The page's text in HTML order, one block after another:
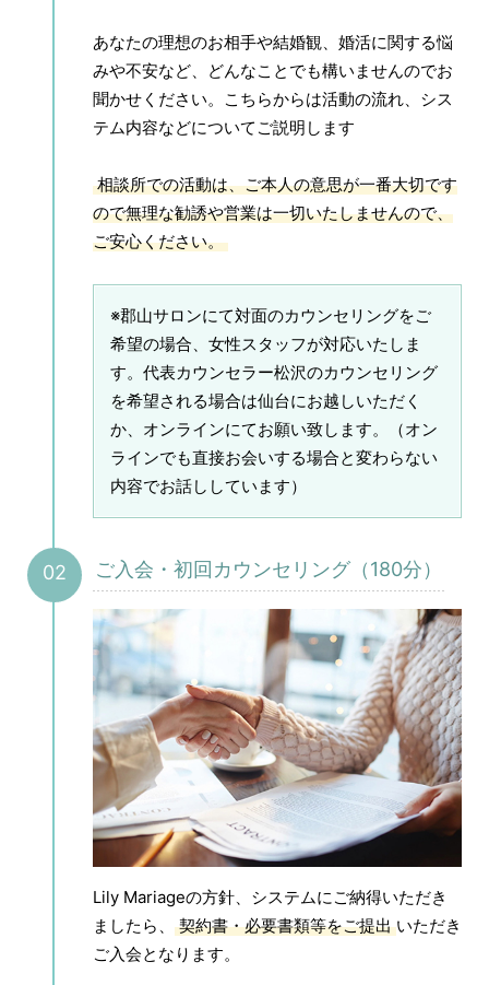
あなたの理想のお相手や結婚観、婚活に関する悩
みや不安など、どんなことでも構いませんのでお
聞かせください。こちらからは活動の流れ、シス
テム内容などについてご説明します
相談所での活動は、ご本人の意思が一番大切です
ので無理な勧誘や営業は一切いたしませんので、
ご安心ください。
※郡山サロンにて対面のカウンセリングをご
希望の場合、女性スタッフが対応いたしま
す。代表カウンセラー松沢のカウンセリング
を希望される場合は仙台にお越しいただく
か、オンラインにてお願い致します。（オン
ラインでも直接お会いする場合と変わらない
内容でお話ししています）
ご入会・初回カウンセリング（180分）
Lily Mariageの方針、システムにご納得いただき
ましたら、契約書・必要書類等をご提出いただき
ご入会となります。